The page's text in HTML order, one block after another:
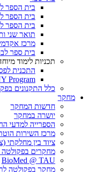
בית הספר
בית הספר
בית הספר
תואר שני
מרכז
בית ספר
תכניות לימוד
התכנית
Program
כלל התקנונים
מחקר
חדשות המחקר
יושרה במחקר
הספרייה למדעי
מרכז השירות
ציוד בין מחלקתי
מחקרים בפקולטה
BioMed @ TAU
מחקר בפקולטה